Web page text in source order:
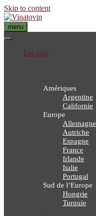
Skip to content
menu
Les vins
Amériques
Argentine
Californie
Europe
Allemagne
Autriche
Espagne
France
Irlande
Italie
Portugal
Sud de l’Europe
Hongrie
Turquie